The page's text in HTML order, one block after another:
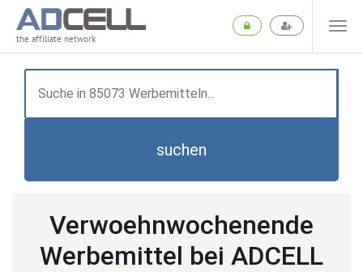
the affiliate network
suchen
Verwoehnwochenende
Werbemittel bei ADCELL